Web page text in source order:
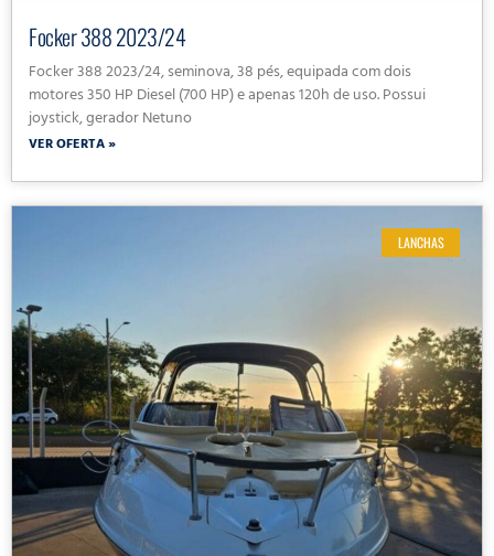
Focker 388 2023/24
Focker 388 2023/24, seminova, 38 pés, equipada com dois
motores 350 HP Diesel (700 HP) e apenas 120h de uso. Possui
joystick, gerador Netuno
VER OFERTA »
LANCHAS